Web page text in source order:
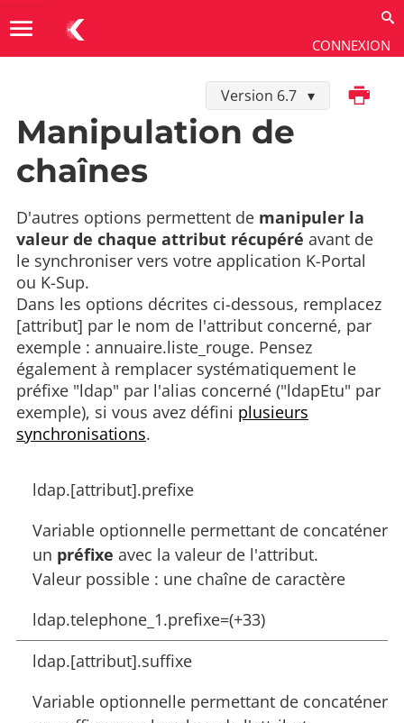
CONNEXION
menu
Version 6.7Imprimer
Connecteurs SI →
Connecteur LDAP
Manipulation de
chaînes
D'autres options permettent de manipuler la
valeur de chaque attribut récupéré avant de
le synchroniser vers votre application K-Portal
ou K-Sup.
Dans les options décrites ci-dessous, remplacez
[attribut] par le nom de l'attribut concerné, par
exemple : annuaire.liste_rouge. Pensez
également à remplacer systématiquement le
préfixe "ldap" par l'alias concerné ("ldapEtu" par
exemple), si vous avez défini plusieurs
synchronisations.
ldap.[attribut].prefixe
Variable optionnelle permettant de concaténer
un préfixe avec la valeur de l'attribut.
Valeur possible : une chaîne de caractère
ldap.telephone_1.prefixe=(+33)
ldap.[attribut].suffixe
Variable optionnelle permettant de concaténer